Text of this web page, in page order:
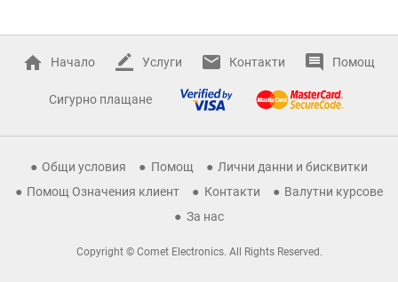
Начало Услуги Контакти Помощ
Сигурно плащане
Общи условия Помощ
Лични данни и бисквитки
Помощ Означения клиент
Контакти
Валутни курсове
За нас
Copyright © Comet Electronics. All Rights Reserved.